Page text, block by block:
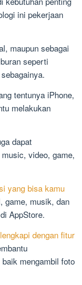
ini pekerjaan
maupun sebagai
seperti
tentunya iPhone,
melakukan
dapat
video, game,
yang bisa kamu
game, musik, dan
AppStore.
dengan fitur
mengambil foto